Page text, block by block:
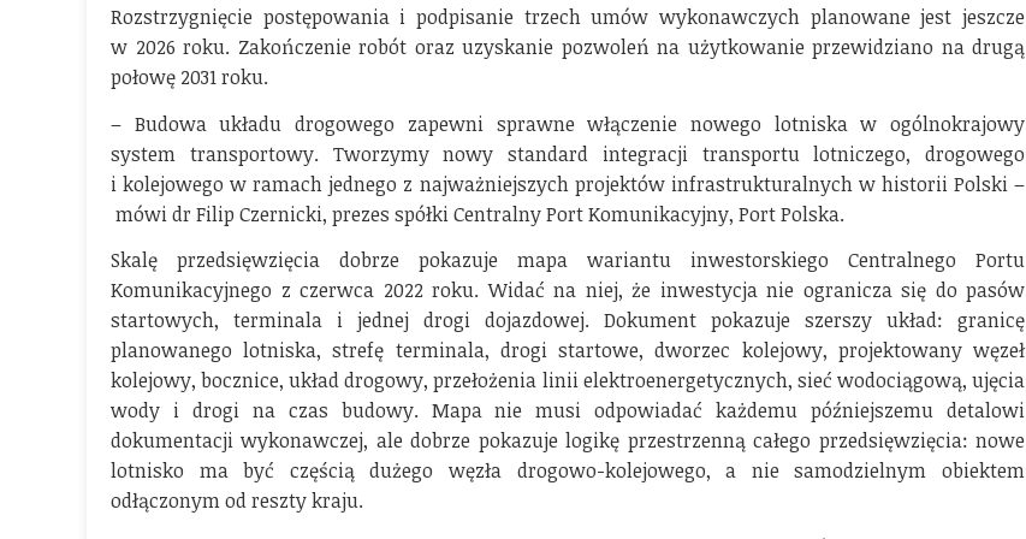
Rozstrzygnięcie postępowania i podpisanie trzech umów wykonawczych planowane jest jeszcze
w 2026 roku. Zakończenie robót oraz uzyskanie pozwoleń na użytkowanie przewidziano na drugą
połowę 2031 roku.
– Budowa układu drogowego zapewni sprawne włączenie nowego lotniska w ogólnokrajowy
system transportowy. Tworzymy nowy standard integracji transportu lotniczego, drogowego
i kolejowego w ramach jednego z najważniejszych projektów infrastrukturalnych w historii Polski –
mówi dr Filip Czernicki, prezes spółki Centralny Port Komunikacyjny, Port Polska.
Skalę przedsięwzięcia dobrze pokazuje mapa wariantu inwestorskiego Centralnego Portu
Komunikacyjnego z czerwca 2022 roku. Widać na niej, że inwestycja nie ogranicza się do pasów
startowych, terminala i jednej drogi dojazdowej. Dokument pokazuje szerszy układ: granicę
planowanego lotniska, strefę terminala, drogi startowe, dworzec kolejowy, projektowany węzeł
kolejowy, bocznice, układ drogowy, przełożenia linii elektroenergetycznych, sieć wodociągową, ujęcia
wody i drogi na czas budowy. Mapa nie musi odpowiadać każdemu późniejszemu detalowi
dokumentacji wykonawczej, ale dobrze pokazuje logikę przestrzenną całego przedsięwzięcia: nowe
lotnisko ma być częścią dużego węzła drogowo-kolejowego, a nie samodzielnym obiektem
odłączonym od reszty kraju.